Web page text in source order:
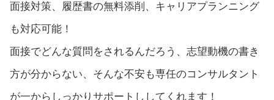
面接対策、履歴書の無料添削、キャリアプランニング
も対応可能！
面接でどんな質問をされるんだろう、志望動機の書き
方が分からない、そんな不安も専任のコンサルタント
が一からしっかりサポートししてくれます！